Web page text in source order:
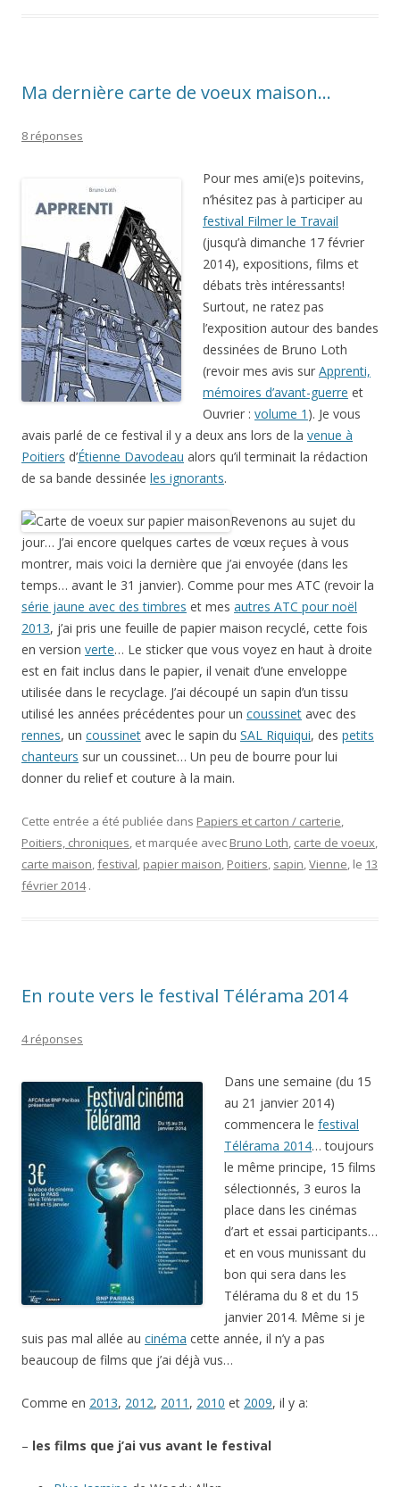
Ma dernière carte de voeux maison…
8 réponses
Pour mes ami(e)s poitevins,
n’hésitez pas à participer au
festival Filmer le Travail
(jusqu’à dimanche 17 février
2014), expositions, films et
débats très intéressants!
Surtout, ne ratez pas
l’exposition autour des bandes
dessinées de Bruno Loth
(revoir mes avis sur Apprenti,
mémoires d’avant-guerre et
Ouvrier : volume 1 ). Je vous
avais parlé de ce festival il y a deux ans lors de la venue à
Poitiers d’Étienne Davodeau alors qu’il terminait la rédaction
de sa bande dessinée les ignorants.
Revenons au sujet du
jour… J’ai encore quelques cartes de vœux reçues à vous
montrer, mais voici la dernière que j’ai envoyée (dans les
temps… avant le 31 janvier). Comme pour mes ATC (revoir la
série jaune avec des timbres et mes autres ATC pour noël
2013, j’ai pris une feuille de papier maison recyclé, cette fois
en version verte… Le sticker que vous voyez en haut à droite
est en fait inclus dans le papier, il venait d’une enveloppe
utilisée dans le recyclage. J’ai découpé un sapin d’un tissu
utilisé les années précédentes pour un coussinet avec des
rennes, un coussinet avec le sapin du SAL Riquiqui, des petits
chanteurs sur un coussinet… Un peu de bourre pour lui
donner du relief et couture à la main.
Cette entrée a été publiée dans Papiers et carton / carterie,
Poitiers, chroniques, et marquée avec Bruno Loth, carte de voeux,
carte maison,festival, papier maison, Poitiers, sapin,Vienne, le 13
février 2014 .
En route vers le festival Télérama 2014
4 réponses
Dans une semaine (du 15
au 21 janvier 2014)
commencera le festival
Télérama 2014… toujours
le même principe, 15 films
sélectionnés, 3 euros la
place dans les cinémas
d’art et essai participants…
et en vous munissant du
bon qui sera dans les
Télérama du 8 et du 15
janvier 2014. Même si je
suis pas mal allée au cinéma cette année, il n’y a pas
beaucoup de films que j’ai déjà vus…
Comme en 2013, 2012, 2011 , 2010 et 2009, il y a:
– les films que j’ai vus avant le festival